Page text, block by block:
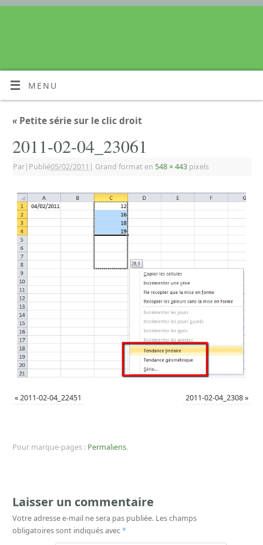
MENU
« Petite série sur le clic droit
2011-02-04_23061
Par| Publié05/02/2011 | Grand format en 548 × 443 pixels
«2011-02-04_22451 2011-02-04_2308»
Pour marque-pages : Permaliens.
Laisser un commentaire
Votre adresse e-mail ne sera pas publiée. Les champs
obligatoires sont indiqués avec*